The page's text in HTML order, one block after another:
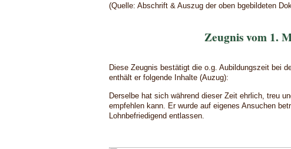
(Quelle: Abschrift & Auszug der oben bgebildeten
Zeugnis vom 1.
Diese Zeugnis bestätigt die o.g. Aubildungszeit bei
enthält er folgende Inhalte (Auzug):
Derselbe hat sich während dieser Zeit ehrlich, treu
empfehlen kann. Er wurde auf eigenes Ansuchen
Lohnbefriedigend entlassen.